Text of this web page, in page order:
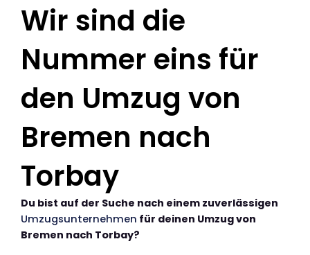
Wir sind die
Nummer eins für
den Umzug von
Bremen nach
Torbay
Du bist auf der Suche nach einem zuverlässigen
Umzugsunternehmen für deinen Umzug von
Bremen nach Torbay?